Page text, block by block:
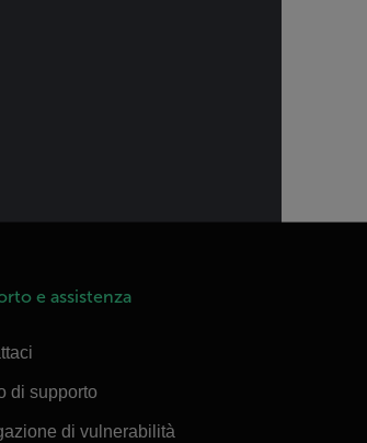
e assistenza
di supporto
di vulnerabilità